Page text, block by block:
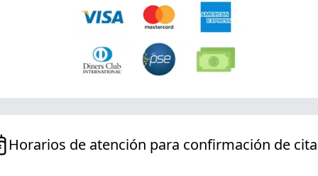
Horarios de atención para confirmación de